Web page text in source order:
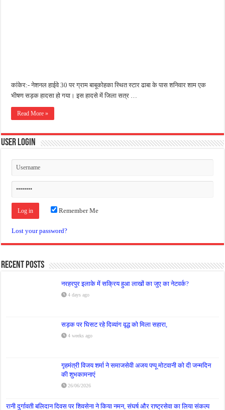
कांकेर:- नेशनल हाईवे 30 पर ग्राम बाबूकोहका स्थित स्टार ढाबा के पास शनिवार शाम एक
भीषण सड़क हादसा हो गया। इस हादसे में जिला सत्र …
Read More »
User Login
Remember Me
Lost your password?
Recent Posts
नरहरपुर इलाके में सक्रिय हुआ लाखों का जुए का नेटवर्क?
4 days ago
सड़क पर घिसट रहे दिव्यांग वृद्ध को मिला सहारा,
4 weeks ago
गृहमंत्री विजय शर्मा ने समाजसेवी अजय पप्पू मोटवानी को दी जन्मदिन
की शुभकामनाएं
26/06/2026
रानी दुर्गावती बलिदान दिवस पर शिवसेना ने किया नमन, संघर्ष और राष्ट्रसेवा का लिया संकल्प